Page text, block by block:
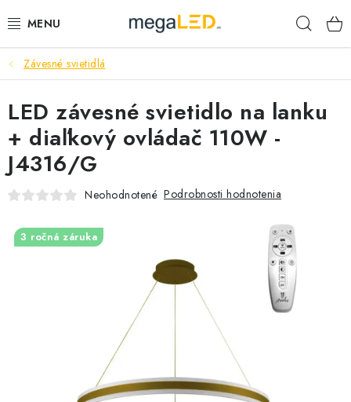
na
PRIEMYSEL
SVIETIDLÁ
ŽIAROVKY A TRUBICE
PRACOVNÉ SVIETIDLÁ
ELEKTROMATERIÁL
SOLÁRNE SYSTÉMY
SEZÓNNE VÝPREDAJE POĽNOPOTREBY
Závesné svietidlá
LED závesné svietidlo na lanku
+ diaľkový ovládač 110W -
J4316/G
Neohodnotené Podrobnosti hodnotenia
3 ročná záruka